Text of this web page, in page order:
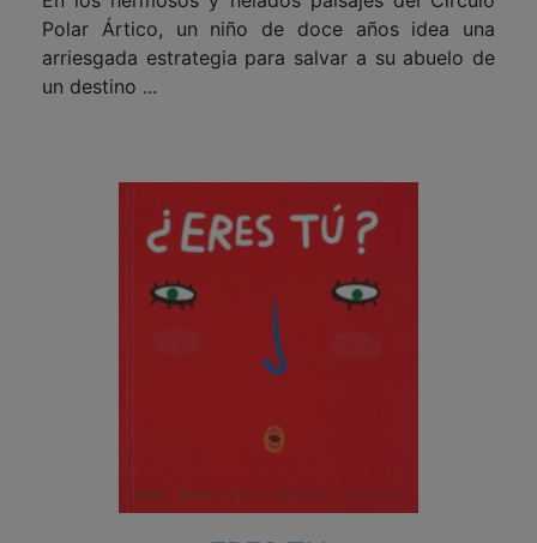
Polar Ártico, un niño de doce años idea una
arriesgada estrategia para salvar a su abuelo de
un destino ...